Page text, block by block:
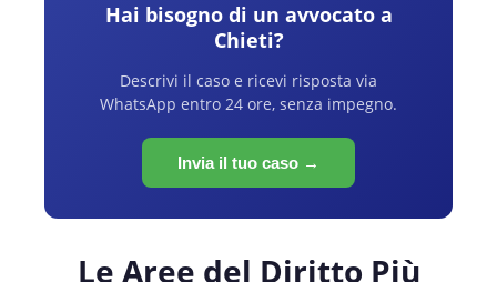
Hai bisogno di un avvocato a
Chieti?
Descrivi il caso e ricevi risposta via
WhatsApp entro 24 ore, senza impegno.
Invia il tuo caso →
Le Aree del Diritto Più